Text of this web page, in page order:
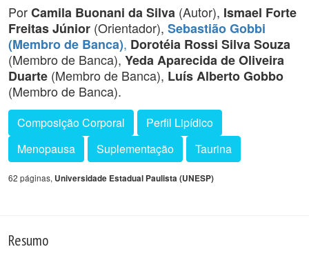
PorCamila Buonani da Silva (Autor), Ismael Forte
Freitas Júnior (Orientador), Sebastião Gobbi
(Membro de Banca), Dorotéia Rossi Silva Souza
(Membro de Banca), Yeda Aparecida de Oliveira
Duarte (Membro de Banca), Luís Alberto Gobbo
(Membro de Banca).
Composição Corporal
Perfil Lipídico
Menopausa
Suplementação Taurina
62 páginas, Universidade Estadual Paulista (UNESP)
Resumo